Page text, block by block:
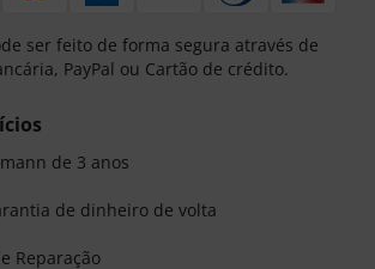
ser feito de forma segura através de
PayPal ou Cartão de crédito.
de 3 anos
de dinheiro de volta
Reparação